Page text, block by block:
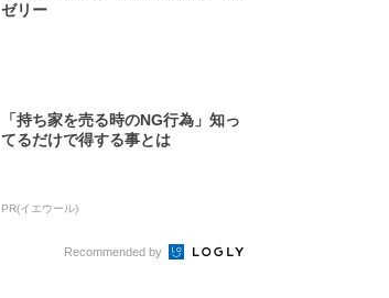
ゼリー
「持ち家を売る時のNG行為」知っ
てるだけで得する事とは
PR(イエウール)
Recommended by